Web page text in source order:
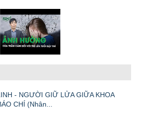
- NGƯỜI GIỮ LỬA GIỮA KHOA
CHÍ (Nhân...